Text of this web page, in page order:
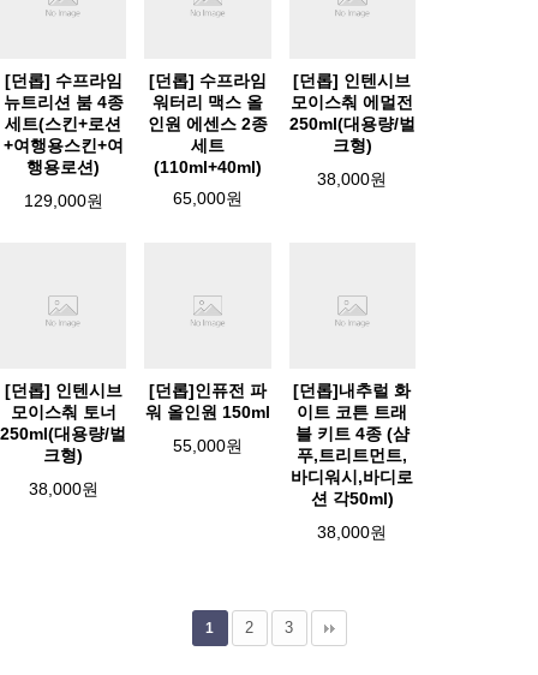
[던롭] 수프라임
뉴트리션 붐 4종
세트(스킨+로션
+여행용스킨+여
행용로션)
129,000원
[던롭] 수프라임
워터리 맥스 올
인원 에센스 2종
세트
(110ml+40ml)
65,000원
[던롭] 인텐시브
모이스춰 에멀전
250ml(대용량/벌
크형)
38,000원
[던롭] 인텐시브
모이스춰 토너
250ml(대용량/벌
크형)
38,000원
[던롭]인퓨전 파
워 올인원 150ml
55,000원
[던롭]내추럴 화
이트 코튼 트래
블 키트 4종 (샴
푸,트리트먼트,
바디워시,바디로
션 각50ml)
38,000원
1 2 3